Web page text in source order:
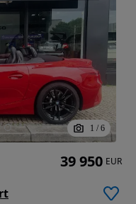
1 / 6
39 950 EUR